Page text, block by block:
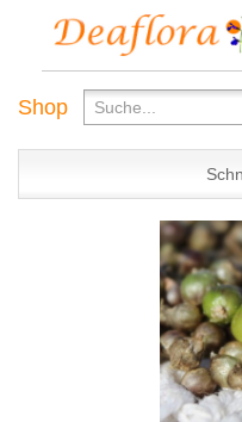
Shop